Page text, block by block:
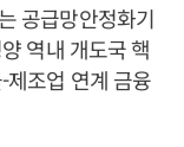
공급망안정화기
역내 개도국 핵
제조업 연계 금융